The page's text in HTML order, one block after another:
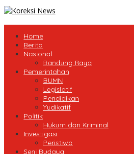
Home
Berita
Nasional
Bandung Raya
Pemerintahan
BUMN
Legislatif
Pendidikan
Yudikatif
Politik
Hukum dan Kriminal
Investigasi
Peristiwa
Seni Budaya